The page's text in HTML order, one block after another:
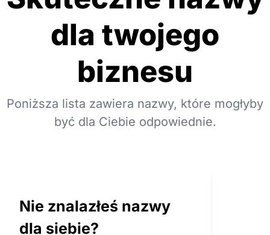
dla twojego
biznesu
Poniższa lista zawiera nazwy, które mogłyby
być dla Ciebie odpowiednie.
Nie znalazłeś nazwy
dla siebie?